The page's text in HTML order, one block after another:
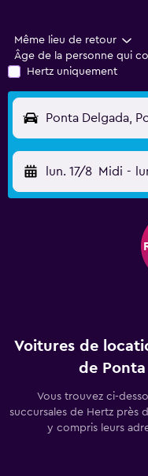
Même lieu de retour
Âge de la personne qui
Hertz uniquement
Ponta Delgada,
lun. 17/8 Midi -
Voitures de
de
Vous trouvez ci-
succursales de Hertz près
y compris leurs